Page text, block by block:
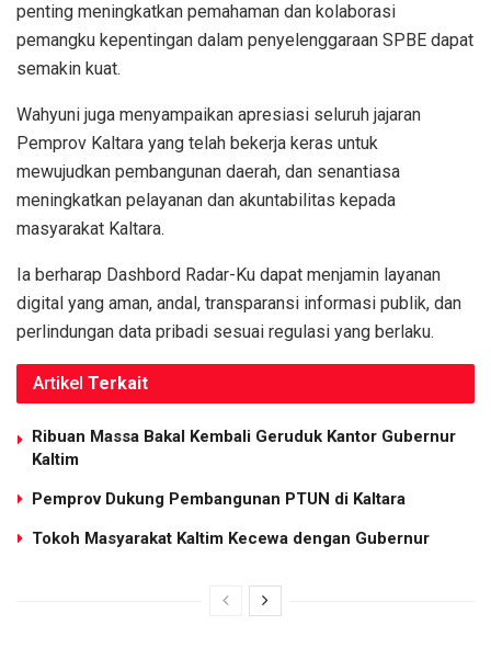
penting meningkatkan pemahaman dan kolaborasi
pemangku kepentingan dalam penyelenggaraan SPBE dapat
semakin kuat.
Wahyuni juga menyampaikan apresiasi seluruh jajaran
Pemprov Kaltara yang telah bekerja keras untuk
mewujudkan pembangunan daerah, dan senantiasa
meningkatkan pelayanan dan akuntabilitas kepada
masyarakat Kaltara.
Ia berharap Dashbord Radar-Ku dapat menjamin layanan
digital yang aman, andal, transparansi informasi publik, dan
perlindungan data pribadi sesuai regulasi yang berlaku.
Artikel Terkait
Ribuan Massa Bakal Kembali Geruduk Kantor Gubernur
Kaltim
Pemprov Dukung Pembangunan PTUN di Kaltara
Tokoh Masyarakat Kaltim Kecewa dengan Gubernur